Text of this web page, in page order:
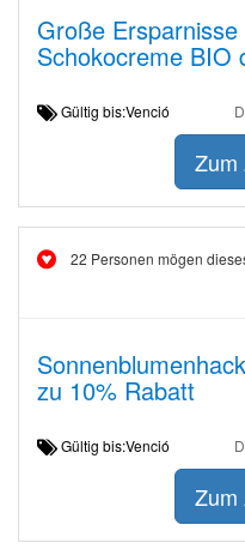
Große
Schokocreme BIO
Gültig bis:Venció
Zum
22 Personen mögen
zu 10% Rabatt
Gültig bis:Venció
Zum